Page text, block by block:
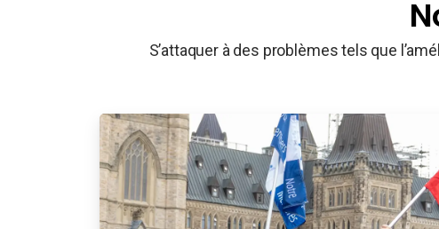
S’attaquer à des problèmes tels que